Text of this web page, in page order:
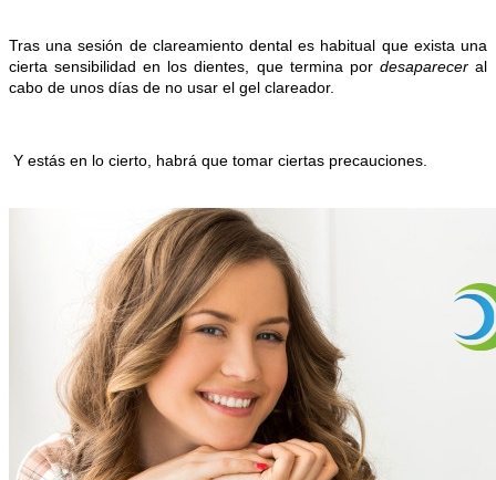
Tras una sesión de clareamiento dental es habitual que exista una
cierta sensibilidad en los dientes, que termina por desapareceral
cabo de unos días de no usar el gel clareador.
Y estás en lo cierto, habrá que tomar ciertas precauciones.